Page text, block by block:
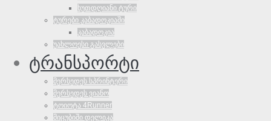
ხუთდღიანი ტური
ტურები კაბადოკიაში
კაბადოკია
უახლოესი გასვლები
ტრანსპორტი
მერსედეს სპრინტერი
მერსედეს ვიანო
ტოიოტა 4Runner
მიცუბიში დელიკა